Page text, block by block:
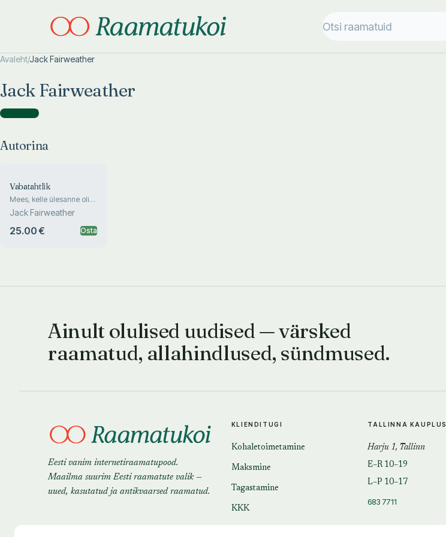
Avaleht/Jack Fairweather
Jack Fairweather
Autorina )
Autorina
Vabatahtlik
Mees, kelle ülesanne oli
hävitada Auschwitz
Jack Fairweather
25.00 € Osta
Ainult olulised uudised — värsked
raamatud, allahindlused, sündmused.
Eesti vanim internetiraamatupood.
Maailma suurim Eesti raamatute valik —
uued, kasutatud ja antikvaarsed raamatud.
KLIENDITUGI
Kohaletoimetamine
Maksmine
Tagastamine
KKK
TALLINNA KAUPLUS
Harju 1, Tallinn
E–R 10–19
L–P 10–17
683 7711